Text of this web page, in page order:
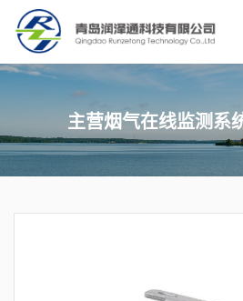
主营烟气在线监测系